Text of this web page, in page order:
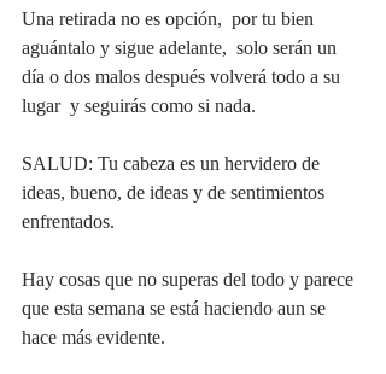
Una retirada no es opción,  por tu bien
aguántalo y sigue adelante,  solo serán un
día o dos malos después volverá todo a su
lugar  y seguirás como si nada.
SALUD: Tu cabeza es un hervidero de
ideas, bueno, de ideas y de sentimientos
enfrentados.
Hay cosas que no superas del todo y parece
que esta semana se está haciendo aun se
hace más evidente.